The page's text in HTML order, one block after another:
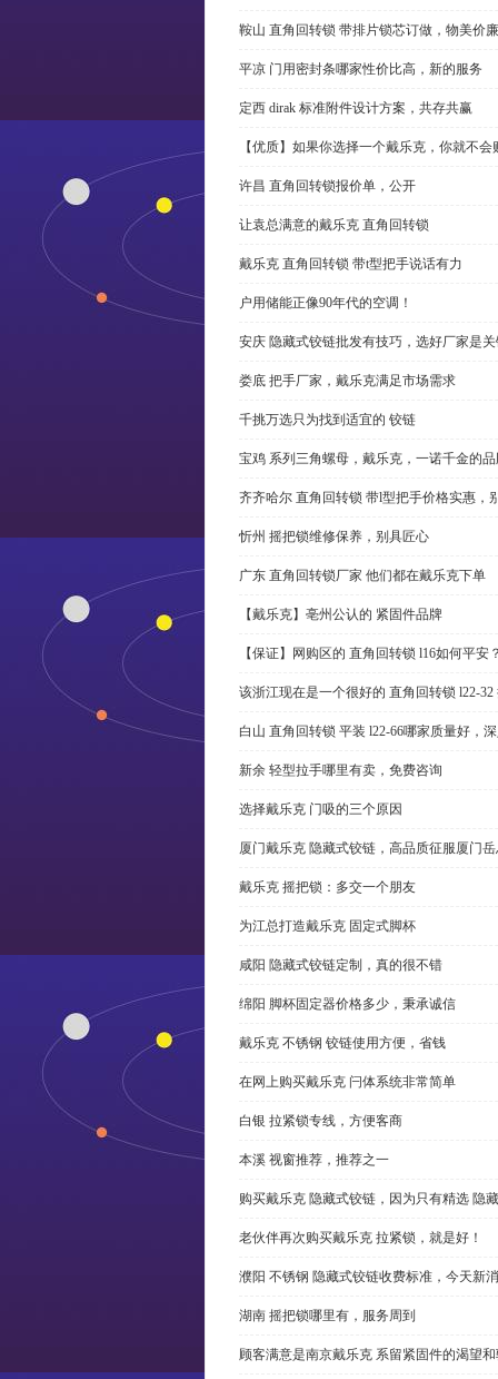
鞍山 直角回转锁 带排片锁芯订做，物美价廉
平凉 门用密封条哪家性价比高，新的服务
定西 dirak 标准附件设计方案，共存共赢
【优质】如果你选择一个戴乐克，你就不
许昌 直角回转锁报价单，公开
让袁总满意的戴乐克 直角回转锁
戴乐克 直角回转锁 带t型把手说话有力
户用储能正像90年代的空调！
安庆 隐藏式铰链批发有技巧，选好厂家是
娄底 把手厂家，戴乐克满足市场需求
千挑万选只为找到适宜的 铰链
宝鸡 系列三角螺母，戴乐克，一诺千金的
齐齐哈尔 直角回转锁 带l型把手价格实惠，
忻州 摇把锁维修保养，别具匠心
广东 直角回转锁厂家 他们都在戴乐克下单
【戴乐克】亳州公认的 紧固件品牌
【保证】网购区的 直角回转锁 l16如何平安
该浙江现在是一个很好的 直角回转锁 l22-
白山 直角回转锁 平装 l22-66哪家质量好，
新余 轻型拉手哪里有卖，免费咨询
选择戴乐克 门吸的三个原因
厦门戴乐克 隐藏式铰链，高品质征服厦门
戴乐克 摇把锁：多交一个朋友
为江总打造戴乐克 固定式脚杯
咸阳 隐藏式铰链定制，真的很不错
绵阳 脚杯固定器价格多少，秉承诚信
戴乐克 不锈钢 铰链使用方便，省钱
在网上购买戴乐克 闩体系统非常简单
白银 拉紧锁专线，方便客商
本溪 视窗推荐，推荐之一
购买戴乐克 隐藏式铰链，因为只有精选 隐
老伙伴再次购买戴乐克 拉紧锁，就是好！
濮阳 不锈钢 隐藏式铰链收费标准，今天新
湖南 摇把锁哪里有，服务周到
顾客满意是南京戴乐克 系留紧固件的渴望